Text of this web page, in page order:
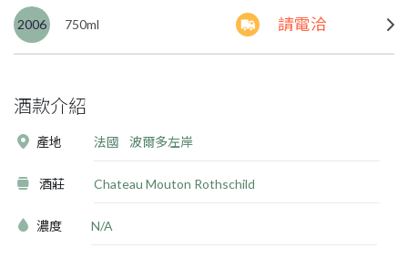
2006 750ml 請電洽
酒款介紹
產地 法國 波爾多左岸
酒莊 Chateau Mouton Rothschild
濃度 N/A